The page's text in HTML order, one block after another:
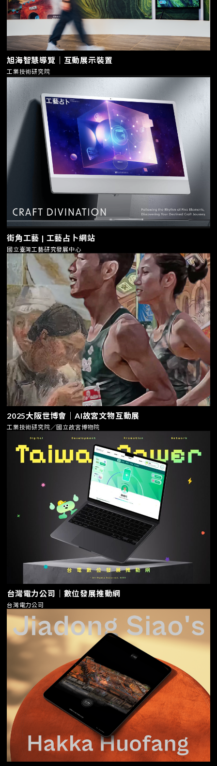
旭海智慧導覽｜互動展示裝置
工業技術研究院
街角工藝 | 工藝占卜網站
國立臺灣工藝研究發展中心
2025大阪世博會｜AI故宮文物互動展
工業技術研究院／國立故宮博物院
台灣電力公司｜數位發展推動網
台灣電力公司